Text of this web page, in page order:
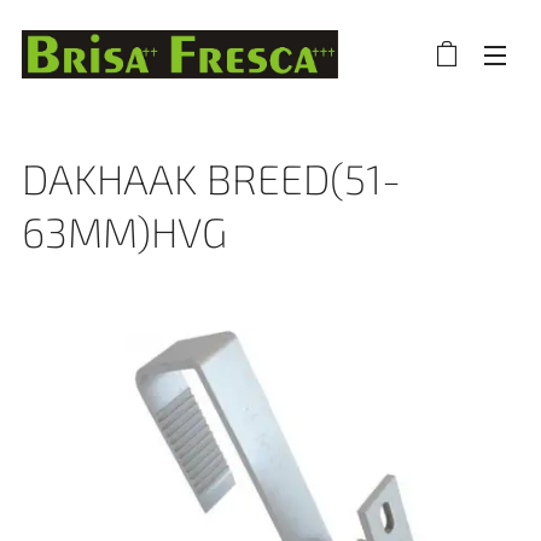
DAKHAAK BREED(51-
63MM)HVG